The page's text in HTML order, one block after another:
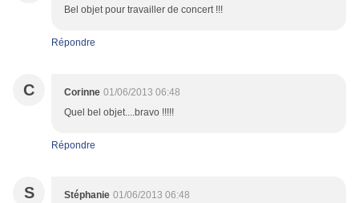
Bel objet pour travailler de concert !!!
Répondre
C Corinne 01/06/2013 06:48
Quel bel objet....bravo !!!!!
Répondre
S Stéphanie 01/06/2013 06:48